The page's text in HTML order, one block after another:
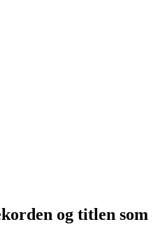
og titlen som